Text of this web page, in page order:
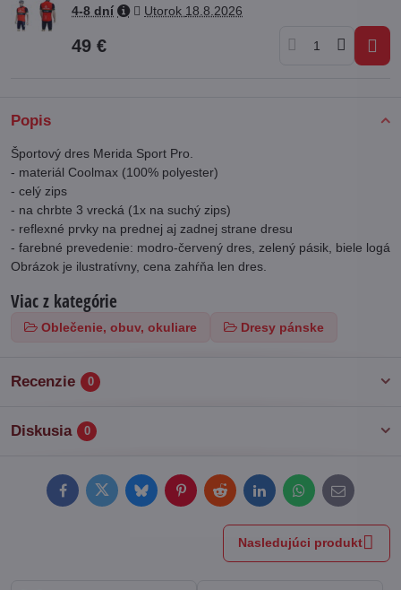
4-8 dní
Utorok 18.8.2026
49 €
Popis
Športový dres Merida Sport Pro.
- materiál Coolmax (100% polyester)
- celý zips
- na chrbte 3 vrecká (1x na suchý zips)
- reflexné prvky na prednej aj zadnej strane dresu
- farebné prevedenie: modro-červený dres, zelený pásik, biele logá
Obrázok je ilustratívny, cena zahŕňa len dres.
Viac z kategórie
Oblečenie, obuv, okuliare Dresy pánske
Recenzie 0
Diskusia 0
FacebookTwitterBlueskyPinterestRedditLinkedInWhatsApp
E-
mail
Nasledujúci produkt